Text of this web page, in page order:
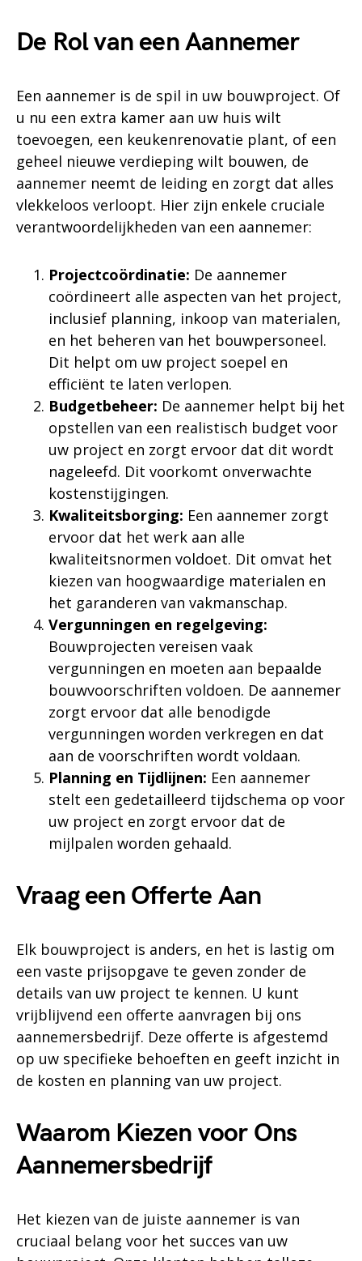
De Rol van een Aannemer
Een aannemer is de spil in uw bouwproject. Of
u nu een extra kamer aan uw huis wilt
toevoegen, een keukenrenovatie plant, of een
geheel nieuwe verdieping wilt bouwen, de
aannemer neemt de leiding en zorgt dat alles
vlekkeloos verloopt. Hier zijn enkele cruciale
verantwoordelijkheden van een aannemer:
Projectcoördinatie: De aannemer
coördineert alle aspecten van het project,
inclusief planning, inkoop van materialen,
en het beheren van het bouwpersoneel.
Dit helpt om uw project soepel en
efficiënt te laten verlopen.
Budgetbeheer: De aannemer helpt bij het
opstellen van een realistisch budget voor
uw project en zorgt ervoor dat dit wordt
nageleefd. Dit voorkomt onverwachte
kostenstijgingen.
Kwaliteitsborging: Een aannemer zorgt
ervoor dat het werk aan alle
kwaliteitsnormen voldoet. Dit omvat het
kiezen van hoogwaardige materialen en
het garanderen van vakmanschap.
Vergunningen en regelgeving:
Bouwprojecten vereisen vaak
vergunningen en moeten aan bepaalde
bouwvoorschriften voldoen. De aannemer
zorgt ervoor dat alle benodigde
vergunningen worden verkregen en dat
aan de voorschriften wordt voldaan.
Planning en Tijdlijnen: Een aannemer
stelt een gedetailleerd tijdschema op voor
uw project en zorgt ervoor dat de
mijlpalen worden gehaald.
Vraag een Offerte Aan
Elk bouwproject is anders, en het is lastig om
een vaste prijsopgave te geven zonder de
details van uw project te kennen. U kunt
vrijblijvend een offerte aanvragen bij ons
aannemersbedrijf. Deze offerte is afgestemd
op uw specifieke behoeften en geeft inzicht in
de kosten en planning van uw project.
Waarom Kiezen voor Ons
Aannemersbedrijf
Het kiezen van de juiste aannemer is van
cruciaal belang voor het succes van uw